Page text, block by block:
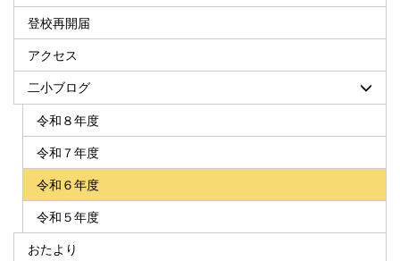
登校再開届
アクセス
二小ブログ
令和８年度
令和７年度
令和６年度
令和５年度
おたより